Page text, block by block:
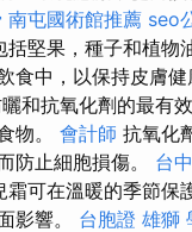
南屯國術館推薦 seo
括堅果，種子和植物
食中，以保持皮膚健
和抗氧化劑的最有
物。 會計師 抗氧化
防止細胞損傷。 台
霜可在溫暖的季節保
影響。 台胞證 雄獅